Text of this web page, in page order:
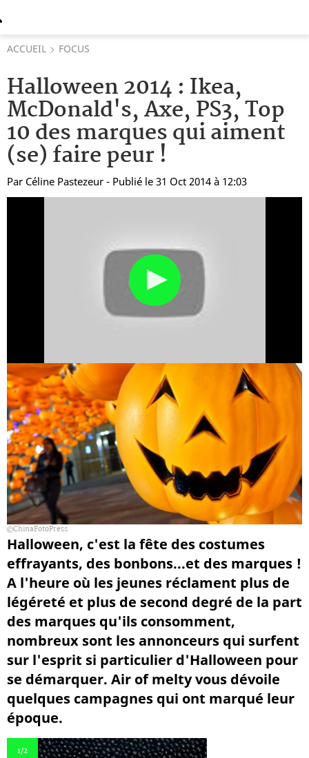
ACCUEIL FOCUS
Halloween 2014 : Ikea,
McDonald's, Axe, PS3, Top
10 des marques qui aiment
(se) faire peur !
Par Céline Pastezeur - Publié le 31 Oct 2014 à 12:03
ChinaFotoPress
Halloween, c'est la fête des costumes
effrayants, des bonbons...et des marques !
A l'heure où les jeunes réclament plus de
légéreté et plus de second degré de la part
des marques qu'ils consomment,
nombreux sont les annonceurs qui surfent
sur l'esprit si particulier d'Halloween pour
se démarquer. Air of melty vous dévoile
quelques campagnes qui ont marqué leur
époque.
1/2